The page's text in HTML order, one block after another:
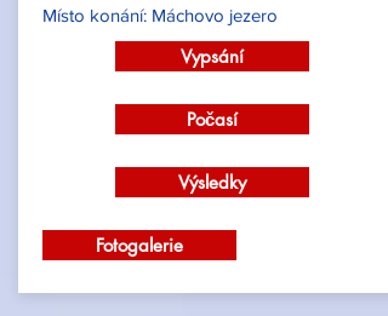
Místo konání: Máchovo jezero
Vypsání
Počasí
Výsledky
Fotogalerie